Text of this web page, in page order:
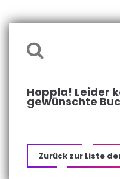
Hoppla! Leider
gewünschte
Zurück zur Liste